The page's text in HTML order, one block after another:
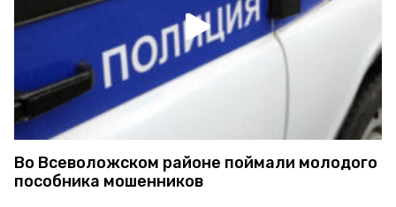
Во Всеволожском районе поймали молодого
пособника мошенников